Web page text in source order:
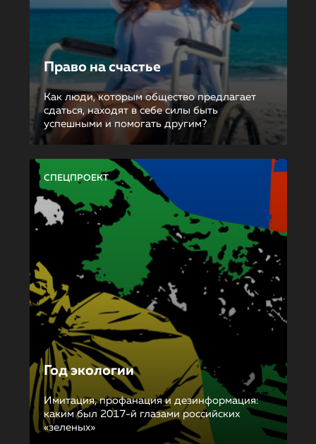
Право на счастье
Как люди, которым общество предлагает
сдаться, находят в себе силы быть
успешными и помогать другим?
СПЕЦПРОЕКТ
Год экологии
Имитация, профанация и дезинформация:
каким был 2017-й глазами российских
«зеленых»